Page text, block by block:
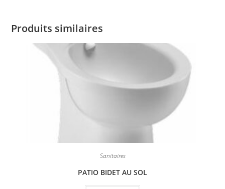
Produits similaires
Sanitaires
PATIO BIDET AU SOL